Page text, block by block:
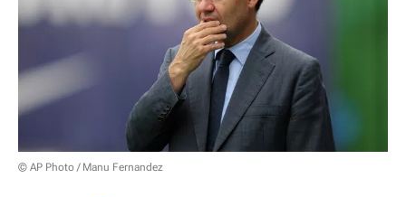
© AP Photo / Manu Fernandez